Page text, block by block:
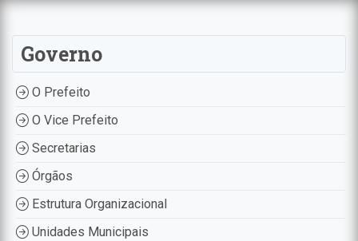
Governo
O Prefeito
O Vice Prefeito
Secretarias
Órgãos
Estrutura Organizacional
Unidades Municipais